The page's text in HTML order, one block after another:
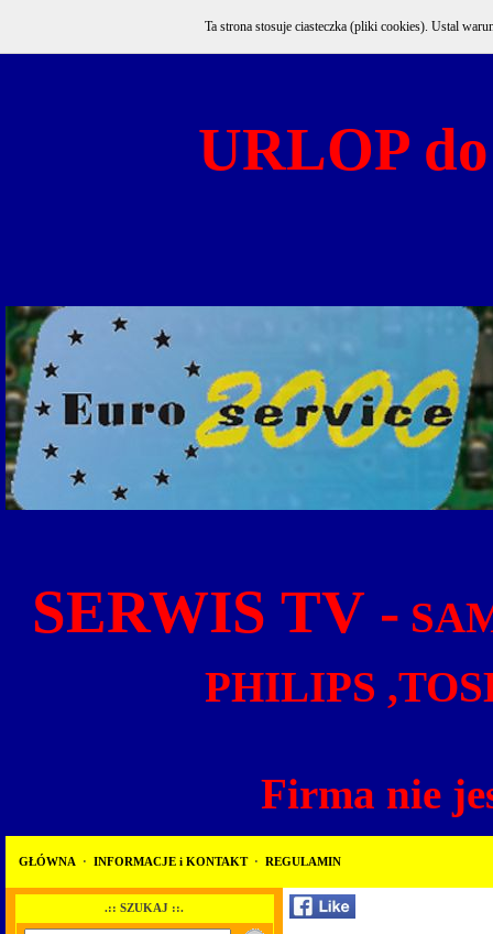
URLOP
SERWIS TV -
PHILIPS
Firma nie
GŁÓWNA · INFORMACJE i KONTAKT · REGULAMIN
.:: SZUKAJ ::.
Ta strona stosuje ciasteczka (pliki cookies). Ustal